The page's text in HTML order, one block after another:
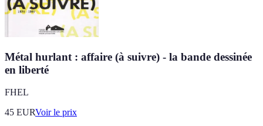
Métal hurlant : affaire (à suivre) - la bande dessinée
en liberté
FHEL
45 EURVoir le prix